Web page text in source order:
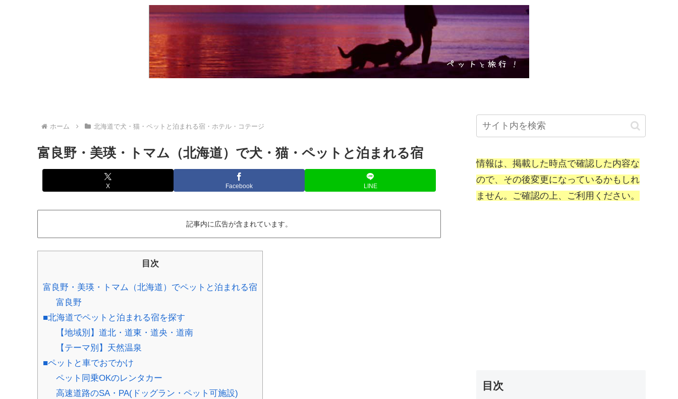
ホーム 北海道で犬・猫・ペットと泊まれる宿・ホテル・コテージ
富良野・美瑛・トマム（北海道）で犬・猫・ペットと泊まれる宿
X Facebook LINE
記事内に広告が含まれています。
目次
富良野・美瑛・トマム（北海道）でペットと泊まれる宿
富良野
■北海道でペットと泊まれる宿を探す
【地域別】道北・道東・道央・道南
【テーマ別】天然温泉
■ペットと車でおでかけ
ペット同乗OKのレンタカー
高速道路のSA・PA(ドッグラン・ペット可施設)
情報は、掲載した時点で確認した内容な
ので、その後変更になっているかもしれ
ません。ご確認の上、ご利用ください。
目次